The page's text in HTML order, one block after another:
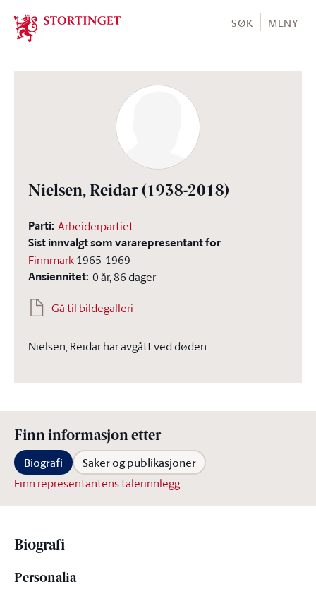
Stortinget.no
SØK MENY
Nielsen, Reidar (1938-2018)
Parti: Arbeiderpartiet
Sist innvalgt som vararepresentant for
Finnmark1965-1969
Ansiennitet: 0 år, 86 dager
Gå til bildegalleri
Nielsen, Reidar har avgått ved døden.
Finn informasjon etter
Biografi Saker og publikasjoner
Finn representantens talerinnlegg
Biografi
Personalia